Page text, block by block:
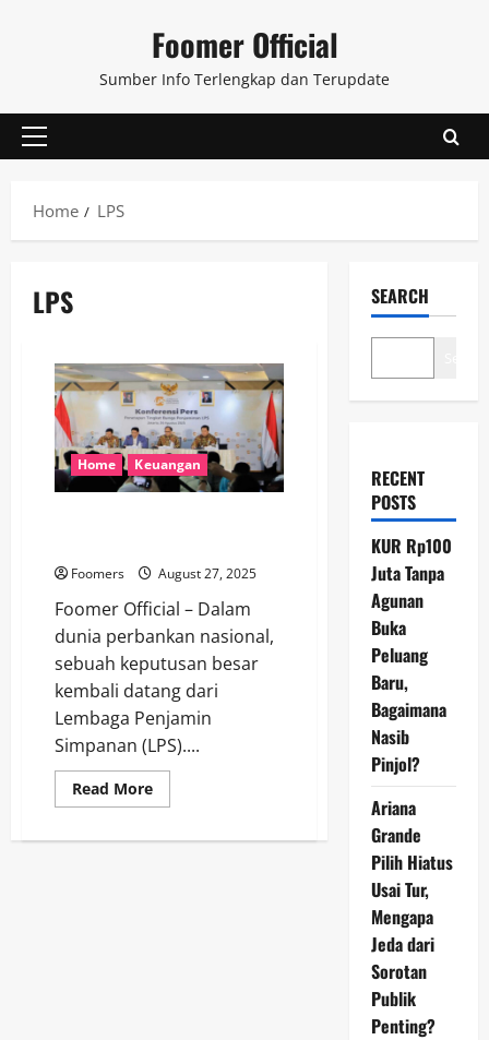
Foomer Official
Sumber Info Terlengkap dan Terupdate
Primary
Home
LPS
LPS
Home Keuangan
Foomers August 27, 2025
Foomer Official – Dalam
dunia perbankan nasional,
sebuah keputusan besar
kembali datang dari
Lembaga Penjamin
Simpanan (LPS)....
Read MoreRead
more
Pangkas
SEARCH
RECENT
POSTS
KUR Rp100
Juta Tanpa
Agunan
Buka
Peluang
Baru,
Bagaimana
Nasib
Pinjol?
Ariana
Grande
Pilih Hiatus
Usai Tur,
Mengapa
Jeda dari
Sorotan
Publik
Penting?